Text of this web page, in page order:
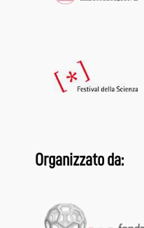
Organizzato da: